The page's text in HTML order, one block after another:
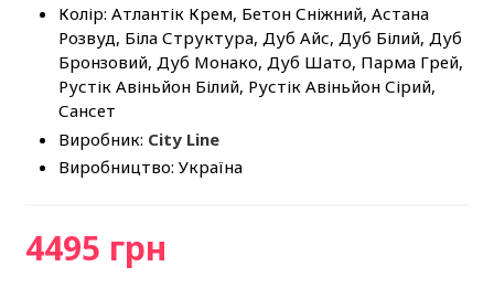
Колір: Атлантік Крем, Бетон Сніжний, Астана
Розвуд, Біла Структура, Дуб Айс, Дуб Білий, Дуб
Бронзовий, Дуб Монако, Дуб Шато, Парма Грей,
Рустік Авіньйон Білий, Рустік Авіньйон Сірий,
Сансет
Виробник: City Line
Виробництво: Україна
4495 грн